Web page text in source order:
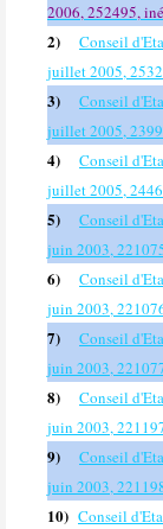
2006, 252495,
2)
Conseil
juillet 2005,
3)
Conseil
juillet 2005,
4)
Conseil
juillet 2005,
5)
Conseil
juin 2003,
6)
Conseil
juin 2003,
7)
Conseil
juin 2003,
8)
Conseil
juin 2003,
9)
Conseil
juin 2003,
10) Conseil